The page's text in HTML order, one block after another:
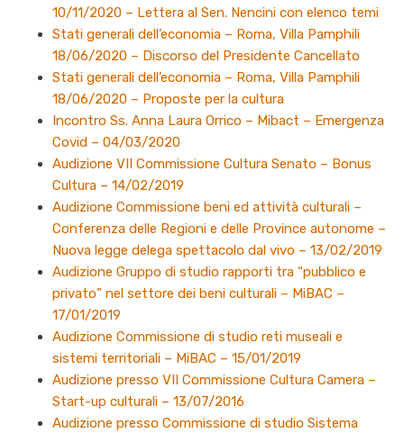
10/11/2020 – Lettera al Sen. Nencini con elenco temi
Stati generali dell’economia – Roma, Villa Pamphili
18/06/2020 – Discorso del Presidente Cancellato
Stati generali dell’economia – Roma, Villa Pamphili
18/06/2020 – Proposte per la cultura
Incontro Ss. Anna Laura Orrico – Mibact – Emergenza
Covid – 04/03/2020
Audizione VII Commissione Cultura Senato – Bonus
Cultura – 14/02/2019
Audizione Commissione beni ed attività culturali –
Conferenza delle Regioni e delle Province autonome –
Nuova legge delega spettacolo dal vivo – 13/02/2019
Audizione Gruppo di studio rapporti tra “pubblico e
privato” nel settore dei beni culturali – MiBAC –
17/01/2019
Audizione Commissione di studio reti museali e
sistemi territoriali – MiBAC – 15/01/2019
Audizione presso VII Commissione Cultura Camera –
Start-up culturali – 13/07/2016
Audizione presso Commissione di studio Sistema